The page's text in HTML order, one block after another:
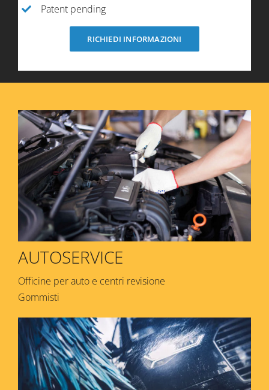
Patent pending
RICHIEDI INFORMAZIONI
AUTOSERVICE
Officine per auto e centri revisione
Gommisti